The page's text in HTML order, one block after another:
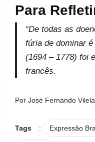
Para
“De todas as
fúria de dominar
(1694 – 1778) foi
francês.
Por José Fernando Vilela
Tags : Expressão